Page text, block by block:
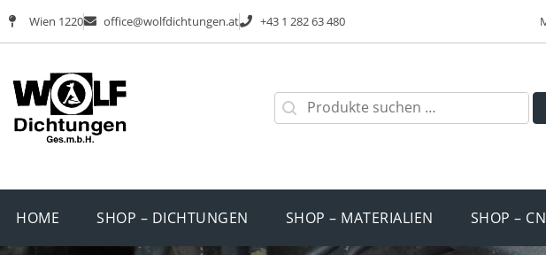
Wien 1220 office@wolfdichtungen.at +43 1 282 63 480
HOME SHOP – DICHTUNGEN SHOP – MATERIALIEN SHOP –